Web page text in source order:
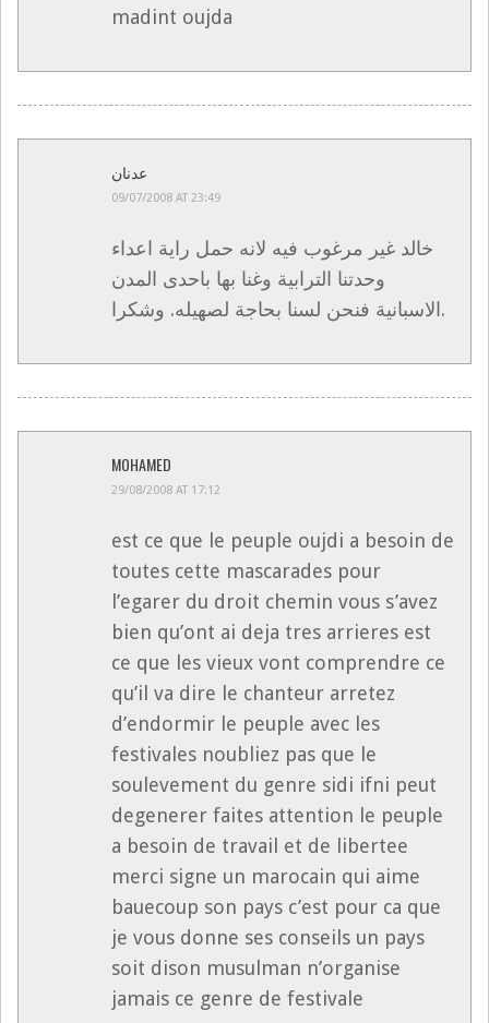
madint oujda
عدنان
09/07/2008 AT 23:49
خالد غير مرغوب فيه لانه حمل راية اعداء
وحدتنا الترابية وغنا بها باحدى المدن
الاسبانية فنحن لسنا بحاجة لصهيله. وشكرا.
MOHAMED
29/08/2008 AT 17:12
est ce que le peuple oujdi a besoin de
toutes cette mascarades pour
l’egarer du droit chemin vous s’avez
bien qu’ont ai deja tres arrieres est
ce que les vieux vont comprendre ce
qu’il va dire le chanteur arretez
d’endormir le peuple avec les
festivales noubliez pas que le
soulevement du genre sidi ifni peut
degenerer faites attention le peuple
a besoin de travail et de libertee
merci signe un marocain qui aime
bauecoup son pays c’est pour ca que
je vous donne ses conseils un pays
soit dison musulman n’organise
jamais ce genre de festivale